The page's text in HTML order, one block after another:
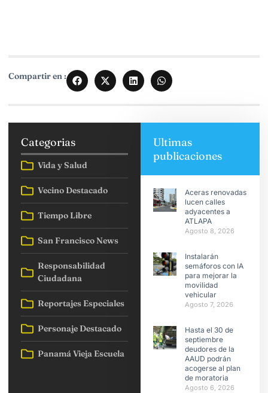
Compartir en :
Categorias
Vida y Salud
Vecino Destacado
Tiempo Libre
San Francisco News
Responsabilidad
Ciudadana
Reportajes Especiales
Personaje Destacado
Panamá Vieja Escuela
Ultimas
publicaciones
Aceras renovadas
lucen calles
adyacentes a
ATLAPA
Agosto 8, 2026
Instalarán
semáforos con IA
para mejorar la
movilidad
vehicular
Agosto 7, 2026
Hasta el 30 de
septiembre
deudores de la
AAUD podrán
acogerse al plan
de moratoria
Agosto 6, 2026